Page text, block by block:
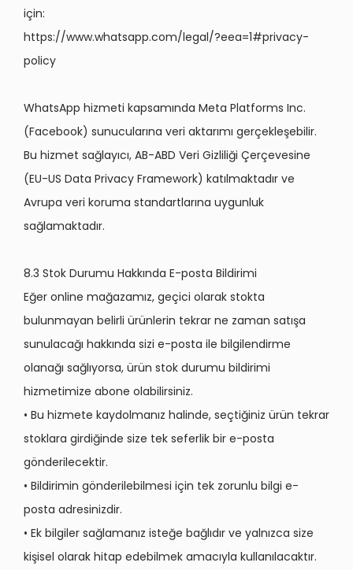
için:
https://www.whatsapp.com/legal/?eea=1#privacy-
policy
WhatsApp hizmeti kapsamında Meta Platforms Inc.
(Facebook) sunucularına veri aktarımı gerçekleşebilir.
Bu hizmet sağlayıcı, AB-ABD Veri Gizliliği Çerçevesine
(EU-US Data Privacy Framework) katılmaktadır ve
Avrupa veri koruma standartlarına uygunluk
sağlamaktadır.
8.3 Stok Durumu Hakkında E-posta Bildirimi
Eğer online mağazamız, geçici olarak stokta
bulunmayan belirli ürünlerin tekrar ne zaman satışa
sunulacağı hakkında sizi e-posta ile bilgilendirme
olanağı sağlıyorsa, ürün stok durumu bildirimi
hizmetimize abone olabilirsiniz.
• Bu hizmete kaydolmanız halinde, seçtiğiniz ürün tekrar
stoklara girdiğinde size tek seferlik bir e-posta
gönderilecektir.
• Bildirimin gönderilebilmesi için tek zorunlu bilgi e-
posta adresinizdir.
• Ek bilgiler sağlamanız isteğe bağlıdır ve yalnızca size
kişisel olarak hitap edebilmek amacıyla kullanılacaktır.